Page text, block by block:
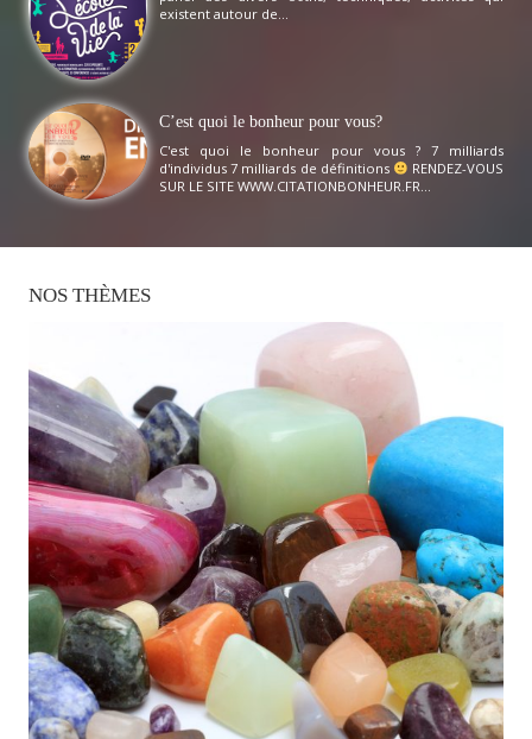
existent autour de...
C’est quoi le bonheur pour vous?
C'est quoi le bonheur pour vous ? 7 milliards
d'individus 7 milliards de définitions
RENDEZ-VOUS
SUR LE SITE WWW.CITATIONBONHEUR.FR...
NOS THÈMES